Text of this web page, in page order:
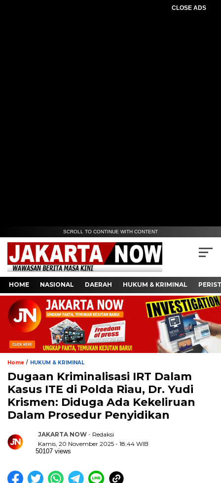
CLOSE ADS
SCROLL TO CONTINUE WITH CONTENT
HOME NASIONAL DAERAH HUKUM & KRIMINAL
Home / HUKUM & KRIMINAL
Dugaan Kriminalisasi IRT Dalam
Kasus ITE di Polda Riau, Dr. Yudi
Krismen: Diduga Ada Kekeliruan
Dalam Prosedur Penyidikan
JAKARTA NOW - Redaksi
Kamis, 20 November 2025 - 18:44 WIB
50107 views